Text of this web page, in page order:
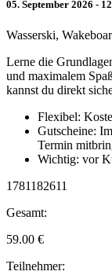
05. September 2026 -
Wasserski,
Lerne die
und maximalem
kannst du direkt
Flexibel:
Gutscheine:
Termin
Wichtig: vor
1781182611
Gesamt:
59.00 €
Teilnehmer: